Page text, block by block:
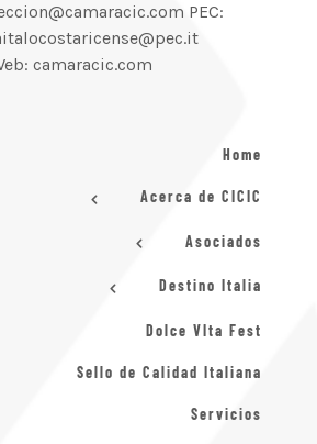
PEC:
camaracic.com
Home
Acerca de CICIC
Asociados
Destino Italia
Dolce VIta Fest
Sello de Calidad Italiana
Servicios